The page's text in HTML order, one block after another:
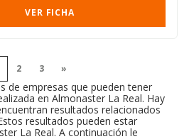
VER FICHA
2 3 »
de empresas que pueden tener
en Almonaster La Real. Hay
resultados relacionados
resultados pueden estar
La Real. A continuación le